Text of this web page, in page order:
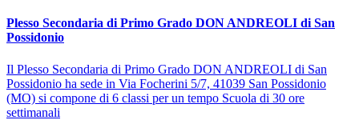
Plesso Secondaria di Primo Grado DON ANDREOLI di San
Possidonio
Il Plesso Secondaria di Primo Grado DON ANDREOLI di San
Possidonio ha sede in Via Focherini 5/7, 41039 San Possidonio
(MO) si compone di 6 classi per un tempo Scuola di 30 ore
settimanali